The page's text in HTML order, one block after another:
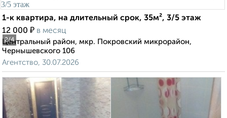
2/4
1-к квартира, на длительный срок, 35м², 3/5 этаж
12 000 ₽ в месяц
Центральный район, мкр. Покровский микрорайон,
Чернышевского 106
Агентство, 30.07.2026